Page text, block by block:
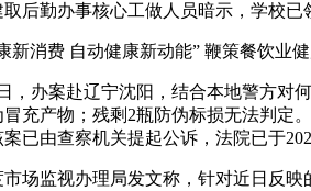
勤办事核心工做人员暗示，学校已
消费 自动健康新动能” 鞭策餐饮业
办案赴辽宁沈阳，结合本地警方对何
充产物；残剩2瓶防伪标损无法判定
已由查察机关提起公诉，法院已于
监视办理局发文称，针对近日反映